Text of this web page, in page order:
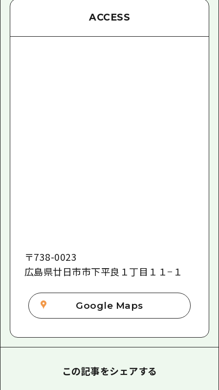
ACCESS
〒738-0023
広島県廿日市市下平良１丁目１１−１
Google Maps
この記事をシェアする